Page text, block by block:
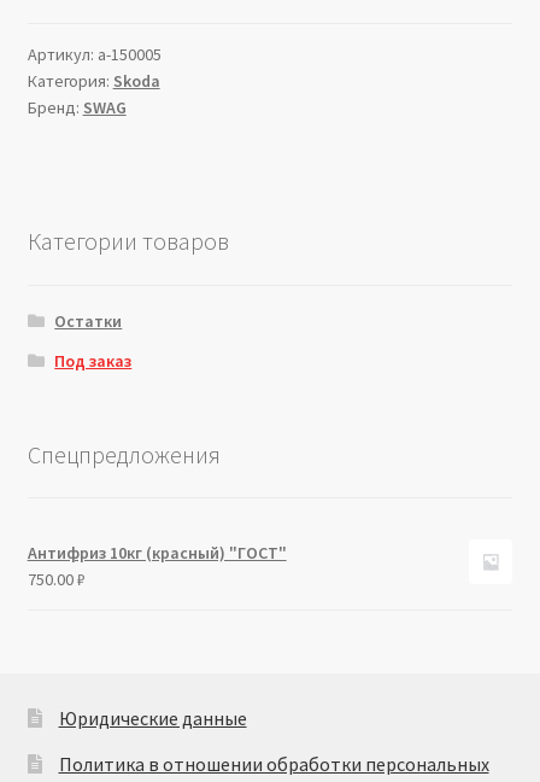
Артикул: a-150005
Категория: Skoda
Бренд: SWAG
Категории товаров
Остатки
Под заказ
Спецпредложения
Антифриз 10кг (красный) "ГОСТ"
750.00₽
Юридические данные
Политика в отношении обработки персональных